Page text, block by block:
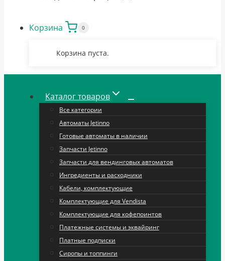
Корзина 0
Корзина пуста.
Каталог товаров
Все категории
Автоматы Jetinno
Готовые автоматы в наличии
Запчасти Jetinno
Запчасти для вендинговых автоматов
Ингредиенты и расходники
Кабели, комплектующие
Комплектующие для Vendista
Комплектующие для кофепоинтов
Платежные системы и эквайринг
Платные подписки
Сиропы и топпинги